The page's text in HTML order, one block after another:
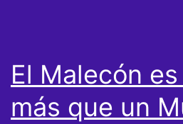
El Malecón
más que un